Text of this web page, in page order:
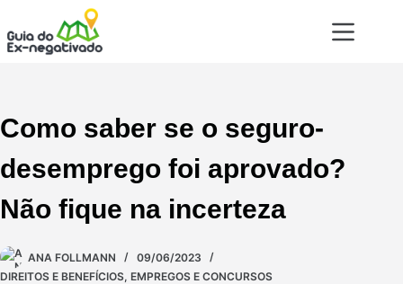
Como saber se o seguro-
desemprego foi aprovado?
Não fique na incerteza
ANA FOLLMANN
09/06/2023
DIREITOS E BENEFÍCIOS, EMPREGOS E CONCURSOS